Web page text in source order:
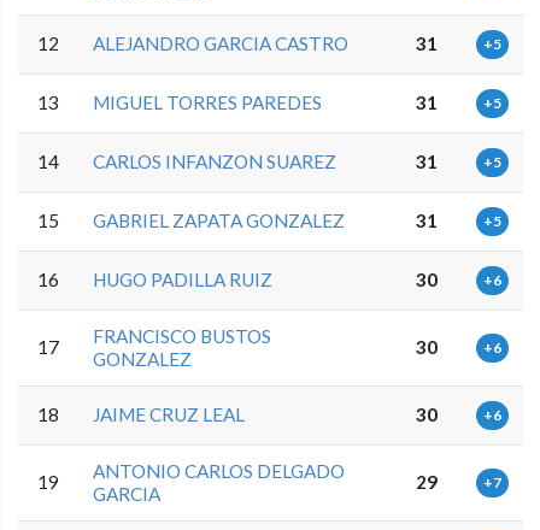
12 ALEJANDRO GARCIA CASTRO 31 +5
13 MIGUEL TORRES PAREDES 31 +5
14 CARLOS INFANZON SUAREZ 31 +5
15 GABRIEL ZAPATA GONZALEZ 31 +5
16 HUGO PADILLA RUIZ 30 +6
17
FRANCISCO BUSTOS
GONZALEZ
30 +6
18 JAIME CRUZ LEAL 30 +6
19
ANTONIO CARLOS DELGADO
GARCIA
29 +7